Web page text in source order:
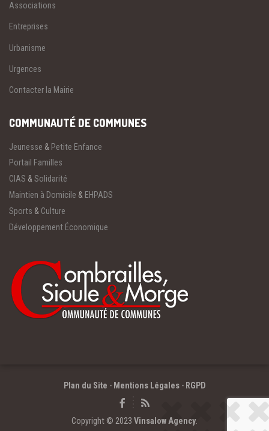
Associations
Entreprises
Urbanisme
Urgences
Contacter la Mairie
COMMUNAUTÉ DE COMMUNES
Jeunesse & Petite Enfance
Portail Familles
CIAS &Solidarité
Maintien à Domicile & EHPADS
Sports & Culture
Développement Économique
Plan du Site - Mentions Légales- RGPD
Copyright © 2023 Vinsalow Agency.